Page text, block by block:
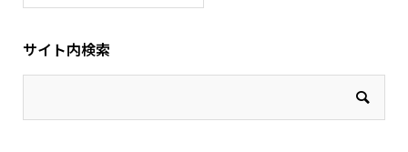
サイト内検索